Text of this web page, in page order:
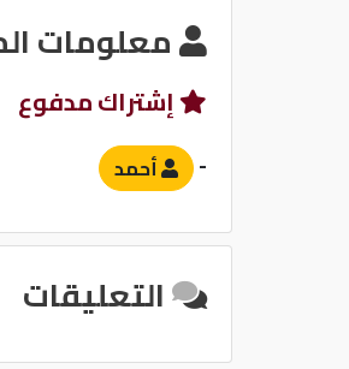
نظام الصوت
معلومات
إشتراك مدفوع
- أحمد
التعليقات